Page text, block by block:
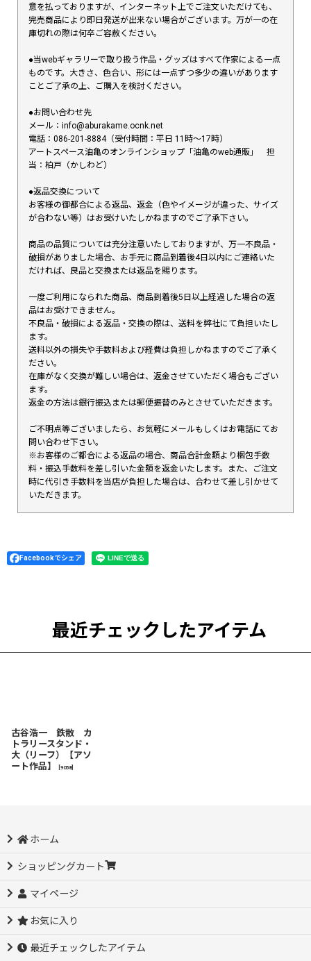
意を払っておりますが、インターネット上でご注文いただけても、
完売商品により即日発送が出来ない場合がございます。万が一の在
庫切れの際は何卒ご容赦ください。
●当webギャラリーで取り扱う作品・グッズはすべて作家による一点
ものです。大きさ、色合い、形には一点ずつ多少の違いがあります
ことご了承の上、ご購入を検討ください。
●お問い合わせ先
メール：info@aburakame.ocnk.net
電話：086-201-8884（受付時間：平日 11時〜17時）
アートスペース油亀のオンラインショップ「油亀のweb通販」 担
当：柏戸（かしわど）
●返品交換について
お客様の御都合による返品、返金（色やイメージが違った、サイズ
が合わない等）はお受けいたしかねますのでご了承下さい。
商品の品質については充分注意いたしておりますが、万一不良品・
破損がありました場合、お手元に商品到着後4日以内にご連絡いた
だければ、良品と交換または返品を賜ります。
一度ご利用になられた商品、商品到着後5日以上経過した場合の返
品はお受けできません。
不良品・破損による返品・交換の際は、送料を弊社にて負担いたし
ます。
送料以外の損失や手数料および経費は負担しかねますのでご了承く
ださい。
在庫がなく交換が難しい場合は、返金させていただく場合もござい
ます。
返金の方法は銀行振込または郵便振替のみとさせていただきます。
ご不明点等ございましたら、お気軽にメールもしくはお電話にてお
問い合わせ下さい。
※お客様のご都合による返品の場合、商品合計金額より梱包手数
料・振込手数料を差し引いた金額を返金いたします。また、ご注文
時に代引き手数料を当店が負担した場合は、合わせて差し引かせて
いただきます。
Facebookでシェア
最近チェックしたアイテム
古谷浩一 鉄散 カ
トラリースタンド・
大（リーフ）【アソ
ート作品】
9058]
ホーム
ショッピングカート
マイページ
お気に入り
最近チェックしたアイテム